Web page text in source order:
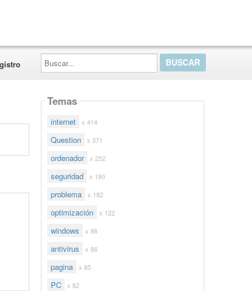
Buscar...
Temas
internet x 414
Question x 371
ordenador x 252
seguridad x 190
problema x 182
optimización x 122
windows x 88
antivirus x 86
pagina x 85
PC x 82